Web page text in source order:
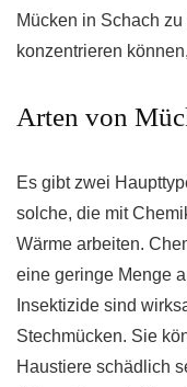
Mücken in Schach
konzentrieren
Arten von
Es gibt zwei
solche, die mit
Wärme arbeiten.
eine geringe Menge
Insektizide sind
Stechmücken. Sie
Haustiere schädlich